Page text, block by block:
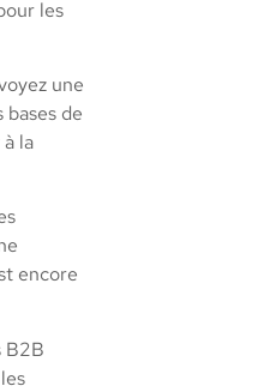
les
une
de
la
encore
B2B